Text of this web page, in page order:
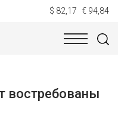
$ 82,17 € 94,84
востребованы